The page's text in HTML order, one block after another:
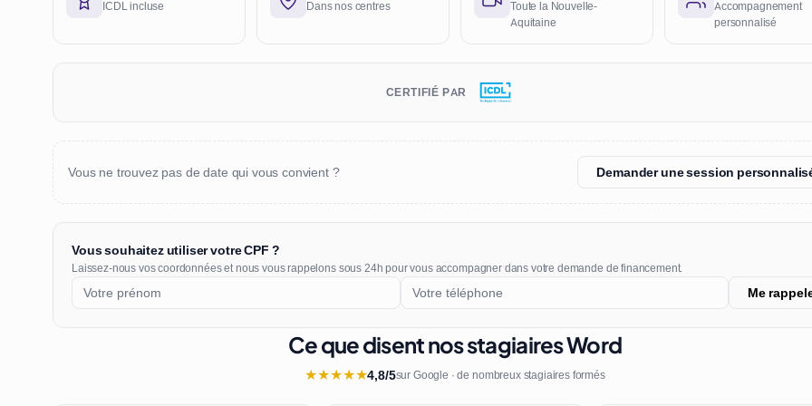
ICDL incluse Dans nos centres
Toute la Nouvelle-
Aquitaine
Accompagnement
personnalisé
CERTIFIÉ PAR
Vous ne trouvez pas de date qui vous convient ? Demander une session
Vous souhaitez utiliser votre CPF ?
Laissez-nous vos coordonnées et nous vous rappelons sous 24h pour vous accompagner dans votre demande de financement.
Me
Ce que disent nos stagiaires Word
★★★★★4,8/5sur Google · de nombreux stagiaires formés